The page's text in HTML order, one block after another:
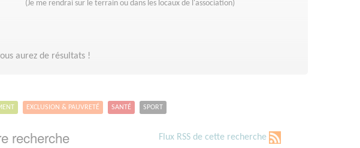
(Je me rendrai sur le terrain ou dans les locaux de l'association)
aurez de résultats !
EXCLUSION & PAUVRETÉ SANTÉ SPORT
Flux RSS de cette recherche
recherche